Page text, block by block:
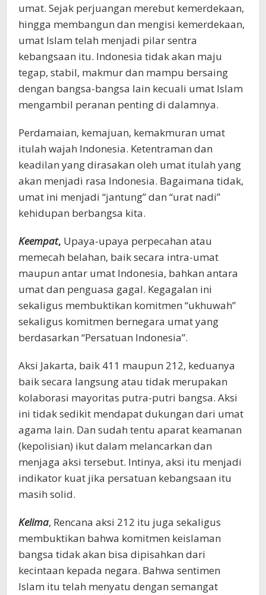
umat. Sejak perjuangan merebut kemerdekaan,
hingga membangun dan mengisi kemerdekaan,
umat Islam telah menjadi pilar sentra
kebangsaan itu. Indonesia tidak akan maju
tegap, stabil, makmur dan mampu bersaing
dengan bangsa-bangsa lain kecuali umat Islam
mengambil peranan penting di dalamnya.
Perdamaian, kemajuan, kemakmuran umat
itulah wajah Indonesia. Ketentraman dan
keadilan yang dirasakan oleh umat itulah yang
akan menjadi rasa Indonesia. Bagaimana tidak,
umat ini menjadi “jantung” dan “urat nadi”
kehidupan berbangsa kita.
Keempat, Upaya-upaya perpecahan atau
memecah belahan, baik secara intra-umat
maupun antar umat Indonesia, bahkan antara
umat dan penguasa gagal. Kegagalan ini
sekaligus membuktikan komitmen “ukhuwah”
sekaligus komitmen bernegara umat yang
berdasarkan “Persatuan Indonesia”.
Aksi Jakarta, baik 411 maupun 212, keduanya
baik secara langsung atau tidak merupakan
kolaborasi mayoritas putra-putri bangsa. Aksi
ini tidak sedikit mendapat dukungan dari umat
agama lain. Dan sudah tentu aparat keamanan
(kepolisian) ikut dalam melancarkan dan
menjaga aksi tersebut. Intinya, aksi itu menjadi
indikator kuat jika persatuan kebangsaan itu
masih solid.
Kelima, Rencana aksi 212 itu juga sekaligus
membuktikan bahwa komitmen keislaman
bangsa tidak akan bisa dipisahkan dari
kecintaan kepada negara. Bahwa sentimen
Islam itu telah menyatu dengan semangat